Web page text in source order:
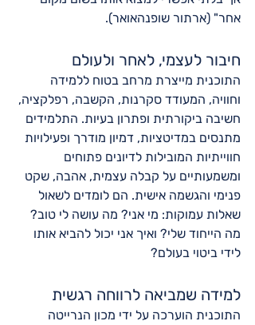
אחר" (ארתור שופנהאואר).
חיבור לעצמי, לאחר ולעולם
התוכנית מייצרת מרחב בטוח ללמידה
וחוויה, המעודד סקרנות, הקשבה, רפלקציה,
חשיבה ביקורתית ופתרון בעיות. התלמידים
מתנסים במדיטציות, דמיון מודרך ופעילויות
חווייתיות המובילות לדיונים פתוחים
ומשמעותיים על קבלה עצמית, אהבה, שקט
פנימי והגשמה אישית. הם לומדים לשאול
שאלות עמוקות: מי אני? מה עושה לי טוב?
מה הייחוד שלי? ואיך אני יכול להביא אותו
לידי ביטוי בעולם?
למידה שמביאה לרווחה רגשית
התוכנית הוערכה על ידי מכון הנרייטה